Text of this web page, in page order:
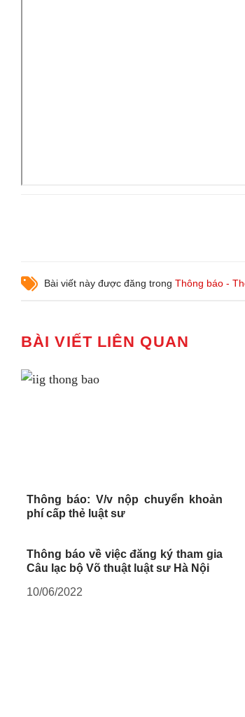
Bài viết này được đăng trong Thông báo -
BÀI VIẾT LIÊN QUAN
Thông báo: V/v nộp chuyển khoản
phí cấp thẻ luật sư
Thông báo về việc đăng ký tham gia
Câu lạc bộ Võ thuật luật sư Hà Nội
10/06/2022